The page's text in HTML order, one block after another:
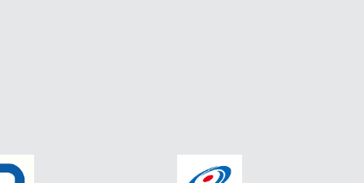
Độ ẩm, nhiệt độ và pH phải được duy trì ổn định để